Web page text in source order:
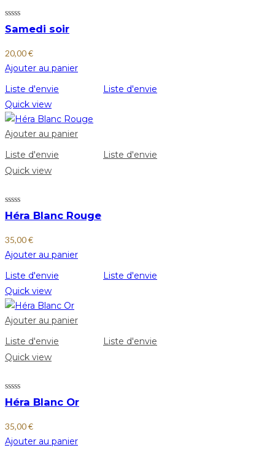
Samedi soir
20,00€
Ajouter au panier
Liste d'envie
Liste d'envie
Quick view
Ajouter au panier
Liste d'envie
Liste d'envie
Quick view
Héra Blanc Rouge
35,00€
Ajouter au panier
Liste d'envie
Liste d'envie
Quick view
Ajouter au panier
Liste d'envie
Liste d'envie
Quick view
Héra Blanc Or
35,00€
Ajouter au panier